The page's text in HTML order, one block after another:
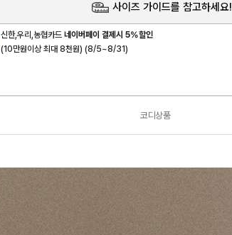
사이즈 가이드를 참고하세요!
신한,우리,농협카드네이버페이 결제시 5%할인
(10만원이상 최대 8천원) (8/5~8/31)
코디상품